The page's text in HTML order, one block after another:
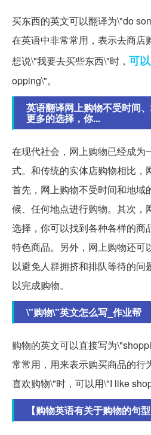
买东西的英文可以翻译为\"do
在英语中非常常用，表示去商店
想说\"我要去买些东西\"时， 可
opping\"。
英语翻译网上购物不受时间
更多的选择，你...
在现代社会，网上购物已经成为
式。和传统的实体店购物相比，
首先，网上购物不受时间和地域
候、任何地点进行购物。其次，
选择，你可以找到各种各样的商
特色商品。另外，网上购物还可
以避免人群拥挤和排队等待的问
以完成购物。
\"购物\"英文怎么写_作业帮
购物的英文可以直接写为
常常用，用来表示购买商品的行
喜欢购物\"时，可以用\"I like
【购物英语有关于购物的句